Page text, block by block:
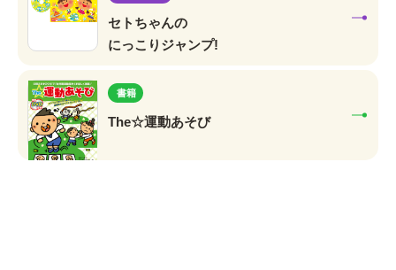
セトちゃんの
にっこりジャンプ!
書籍
The☆運動あそび